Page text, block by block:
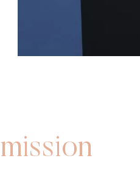
mission